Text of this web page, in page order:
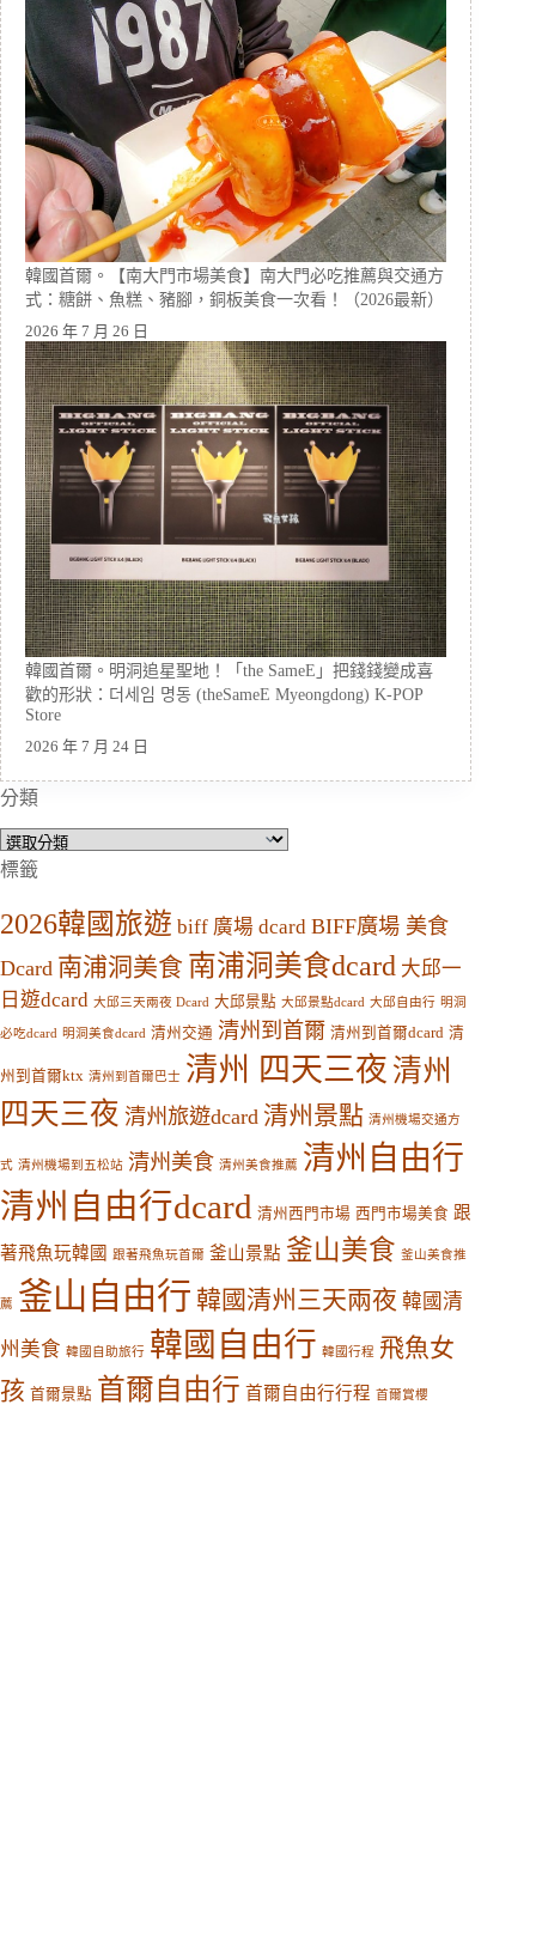
韓國首爾。【南大門市場美食】南大門必吃推薦與交通方
式：糖餅、魚糕、豬腳，銅板美食一次看！（2026最新）
2026 年 7 月 26 日
韓國首爾。明洞追星聖地！「the SameE」把錢錢變成喜
歡的形狀：더세임 명동 (theSameE Myeongdong) K-POP
Store
2026 年 7 月 24 日
分類
分
類
標籤
2026韓國旅遊 biff 廣場 dcard BIFF廣場 美食
Dcard 南浦洞美食 南浦洞美食dcard 大邱一
日遊dcard 大邱三天兩夜 Dcard 大邱景點 大邱景點dcard 大邱自由行 明洞
必吃dcard 明洞美食dcard 清州交通 清州到首爾 清州到首爾dcard 清
州到首爾ktx 清州到首爾巴士 清州 四天三夜 清州
四天三夜 清州旅遊dcard 清州景點 清州機場交通方
式 清州機場到五松站 清州美食 清州美食推薦 清州自由行
清州自由行dcard 清州西門市場 西門市場美食 跟
著飛魚玩韓國 跟著飛魚玩首爾 釜山景點 釜山美食 釜山美食推
薦 釜山自由行 韓國清州三天兩夜 韓國清
州美食 韓國自助旅行 韓國自由行 韓國行程 飛魚女
孩 首爾景點 首爾自由行 首爾自由行行程 首爾賞櫻